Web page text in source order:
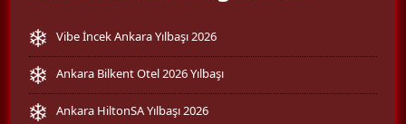
Vibe İncek Ankara Yılbaşı 2026
Ankara Bilkent Otel 2026 Yılbaşı
Ankara HiltonSA Yılbaşı 2026